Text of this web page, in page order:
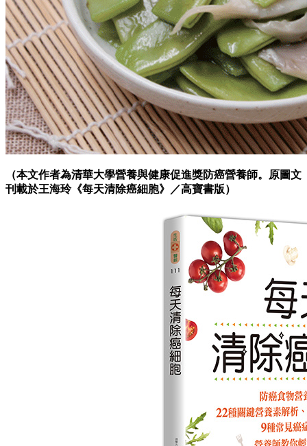
（本文作者為清華大學營養與健康促進獎防癌營養師。原圖文
刊載於王海玲《每天清除癌細胞》／高寶書版）